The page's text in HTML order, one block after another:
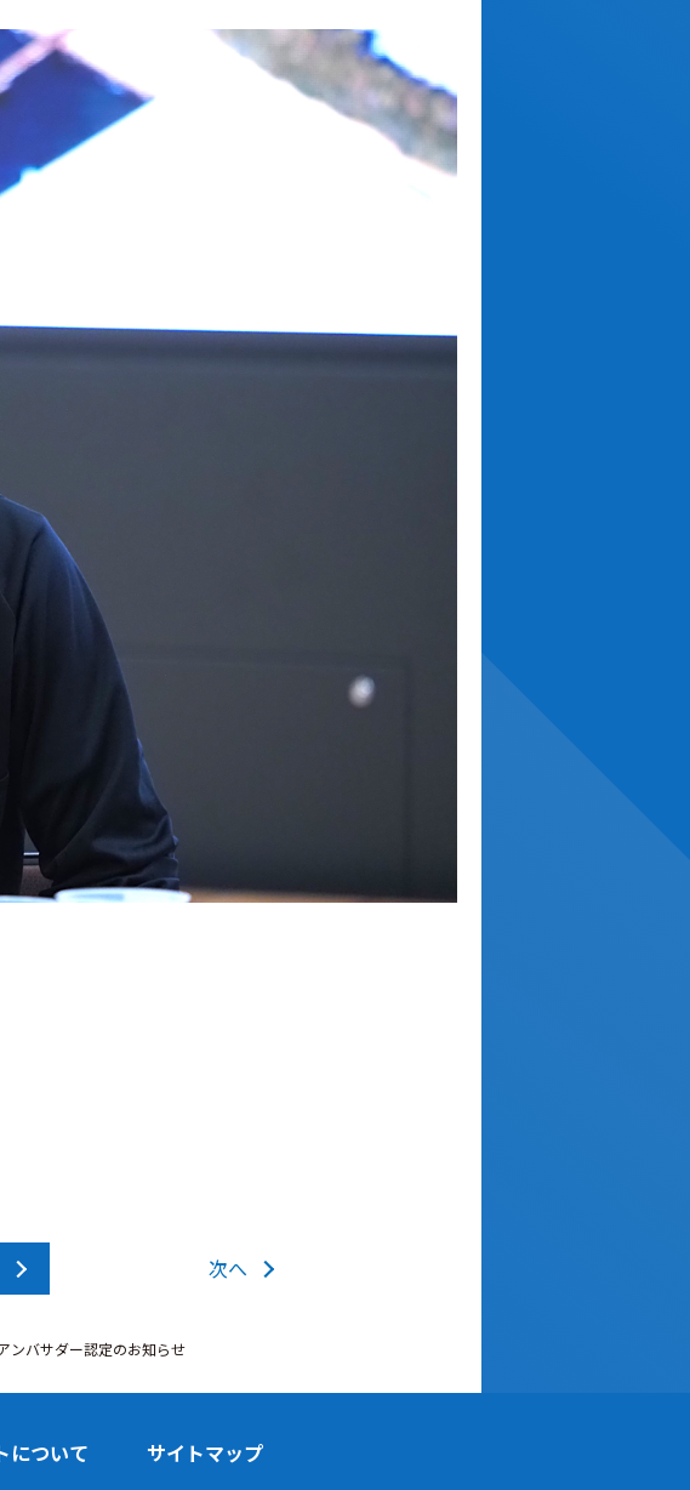
次へ
ンバサダー認定のお知らせ
について サイトマップ